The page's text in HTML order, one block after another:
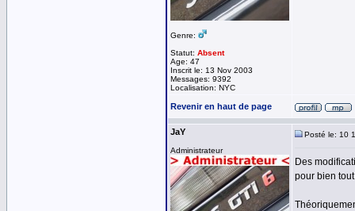
Genre:
Statut: Absent
Age: 47
Inscrit le: 13 Nov 2003
Messages: 9392
Localisation: NYC
Revenir en haut de page
JaY
Administrateur
Posté le: 10
Des
pour bien